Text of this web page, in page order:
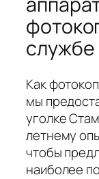
Как
мы
уголке
летнему
чтобы
наиболее